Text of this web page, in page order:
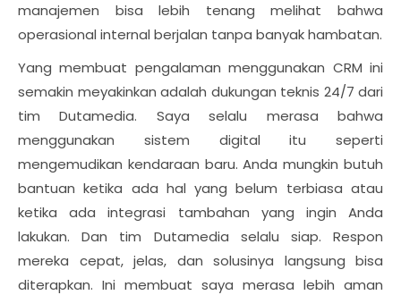
manajemen bisa lebih tenang melihat bahwa
operasional internal berjalan tanpa banyak hambatan.
Yang membuat pengalaman menggunakan CRM ini
semakin meyakinkan adalah dukungan teknis 24/7 dari
tim Dutamedia. Saya selalu merasa bahwa
menggunakan sistem digital itu seperti
mengemudikan kendaraan baru. Anda mungkin butuh
bantuan ketika ada hal yang belum terbiasa atau
ketika ada integrasi tambahan yang ingin Anda
lakukan. Dan tim Dutamedia selalu siap. Respon
mereka cepat, jelas, dan solusinya langsung bisa
diterapkan. Ini membuat saya merasa lebih aman